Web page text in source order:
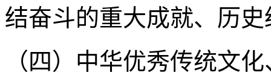
结奋斗的重大成就、历
（四）中华优秀传统文